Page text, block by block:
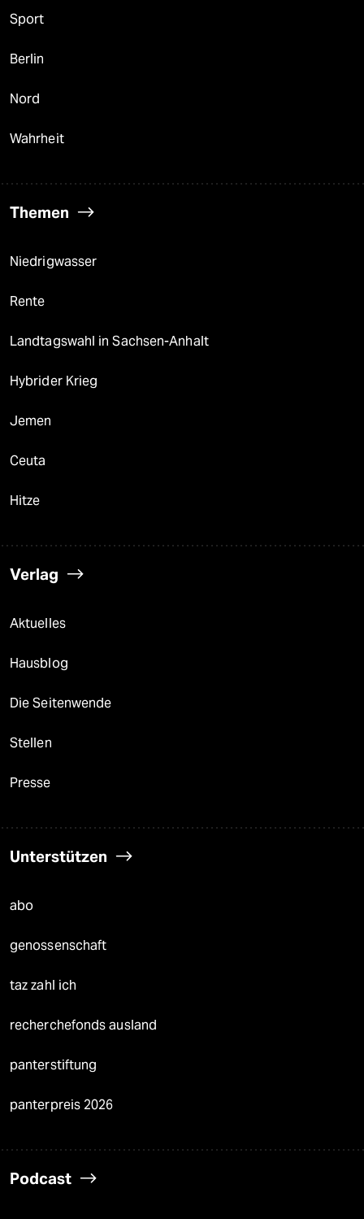
Sport
Berlin
Nord
Wahrheit
Themen
Niedrigwasser
Rente
Landtagswahl in Sachsen-Anhalt
Hybrider Krieg
Jemen
Ceuta
Hitze
Verlag
Aktuelles
Hausblog
Die Seitenwende
Stellen
Presse
Unterstützen
abo
genossenschaft
taz zahl ich
recherchefonds ausland
panterstiftung
panterpreis 2026
Podcast